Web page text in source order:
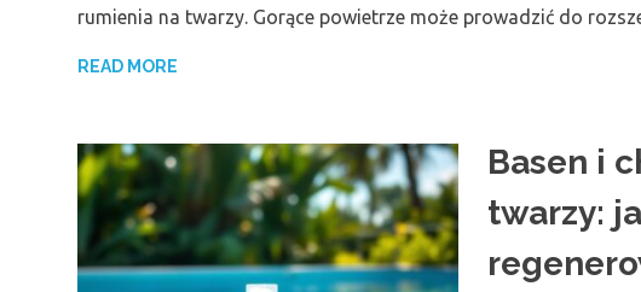
rumienia na twarzy. Gorące powietrze może prowadzić do
READ MORE
Basen i
twarzy: